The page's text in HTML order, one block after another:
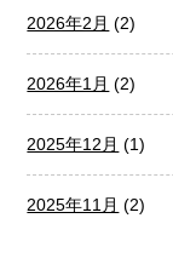
2026年2月 (2)
2026年1月 (2)
2025年12月 (1)
2025年11月 (2)